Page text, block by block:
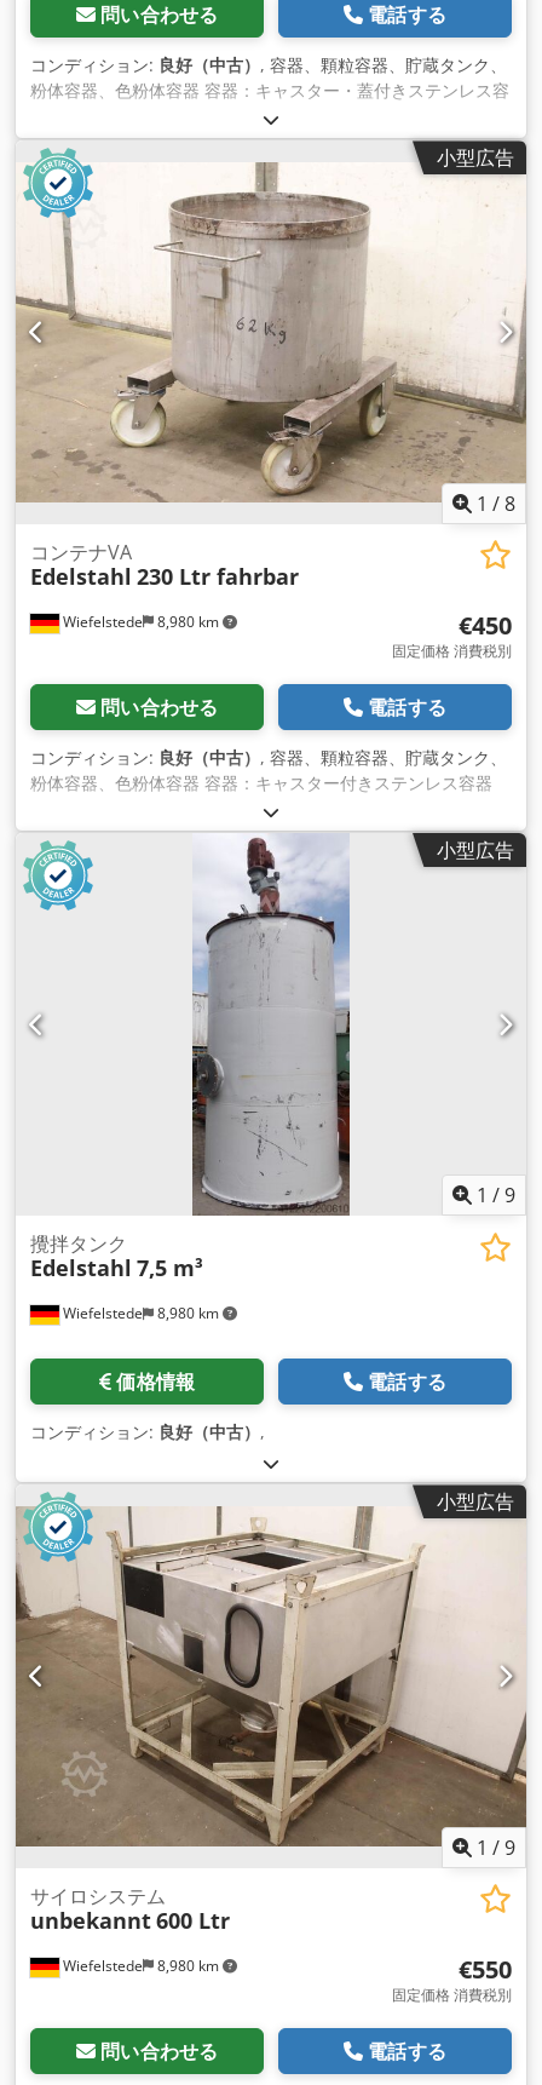
問い合わせる 電話する
コンディション: 良好（中古） , 容器、顆粒容器、貯蔵タンク、
粉体容器、色粉体容器 容器：キャスター・蓋付きステンレス容
器 容量：約540リットル -数量: 12x コンテナーが利用可能 -価
格：1個あたり Djdpfevpdnrox Adijck -寸法:
1080/1000/H1110 mm -重量: 105 kg/個。
小型広告
1 /8
Wiefelstede 8,980 km
コンテナVA
Edelstahl 230 Ltr fahrbar
€450
固定価格 消費税別
問い合わせる 電話する
コンディション: 良好（中古） , 容器、顆粒容器、貯蔵タンク、
粉体容器、色粉体容器 容器：キャスター付きステンレス容器
容量：約230リットル -数量: 2x コンテナーが利用可能
Dodsvpdrdopfx Adieck -価格：1個あたり -寸法:
750/700/H890 mm -重量: 62kg/個。
小型広告
1 /9
Wiefelstede 8,980 km
攪拌タンク
Edelstahl 7,5 m³
価格情報 電話する
コンディション: 良好（中古） ,
小型広告
1 /9
Wiefelstede 8,980 km
サイロシステム
unbekannt600 Ltr
€550
固定価格 消費税別
問い合わせる 電話する